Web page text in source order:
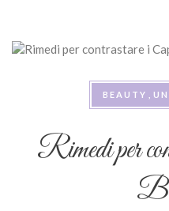
BEAUTY
Rimedi per